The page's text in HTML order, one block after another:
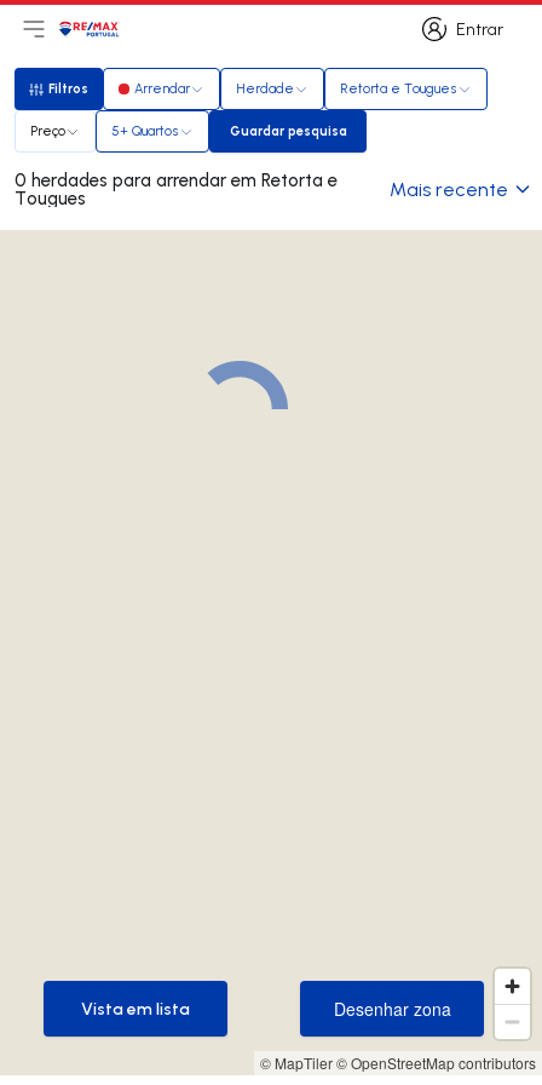
Entrar
Entrar
Abri menu principal
LogoIr para página inicial
Filtros
Filtros Arrendar Herdade Retorta e Tougues
Preço 5+ Quartos Guardar pesquisa
Guardar pesquisa
0 herdades para arrendar em Retorta e
Tougues Mais recente
© MapTiler© OpenStreetMap contributors
Desenhar zona
Desenhar zona
Vista em lista
Vista em lista